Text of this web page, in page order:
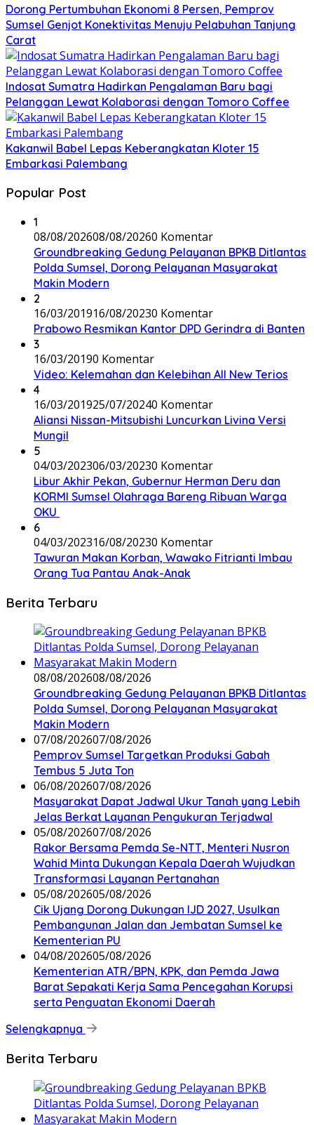
Dorong Pertumbuhan Ekonomi 8 Persen, Pemprov
Sumsel Genjot Konektivitas Menuju Pelabuhan Tanjung
Carat
Indosat Sumatra Hadirkan Pengalaman Baru bagi
Pelanggan Lewat Kolaborasi dengan Tomoro Coffee
Kakanwil Babel Lepas Keberangkatan Kloter 15
Embarkasi Palembang
Popular Post
1
08/08/202608/08/20260 Komentar
Groundbreaking Gedung Pelayanan BPKB Ditlantas
Polda Sumsel, Dorong Pelayanan Masyarakat
Makin Modern
2
16/03/201916/08/20230 Komentar
Prabowo Resmikan Kantor DPD Gerindra di Banten
3
16/03/20190 Komentar
Video: Kelemahan dan Kelebihan All New Terios
4
16/03/201925/07/20240 Komentar
Aliansi Nissan-Mitsubishi Luncurkan Livina Versi
Mungil
5
04/03/202306/03/20230 Komentar
Libur Akhir Pekan, Gubernur Herman Deru dan
KORMI Sumsel Olahraga Bareng Ribuan Warga
OKU
6
04/03/202316/08/20230 Komentar
Tawuran Makan Korban, Wawako Fitrianti Imbau
Orang Tua Pantau Anak-Anak
Berita Terbaru
08/08/202608/08/2026
Groundbreaking Gedung Pelayanan BPKB Ditlantas
Polda Sumsel, Dorong Pelayanan Masyarakat
Makin Modern
07/08/202607/08/2026
Pemprov Sumsel Targetkan Produksi Gabah
Tembus 5 Juta Ton
06/08/202607/08/2026
Masyarakat Dapat Jadwal Ukur Tanah yang Lebih
Jelas Berkat Layanan Pengukuran Terjadwal
05/08/202607/08/2026
Rakor Bersama Pemda Se-NTT, Menteri Nusron
Wahid Minta Dukungan Kepala Daerah Wujudkan
Transformasi Layanan Pertanahan
05/08/202605/08/2026
Cik Ujang Dorong Dukungan IJD 2027, Usulkan
Pembangunan Jalan dan Jembatan Sumsel ke
Kementerian PU
04/08/202605/08/2026
Kementerian ATR/BPN, KPK, dan Pemda Jawa
Barat Sepakati Kerja Sama Pencegahan Korupsi
serta Penguatan Ekonomi Daerah
Selengkapnya
Berita Terbaru